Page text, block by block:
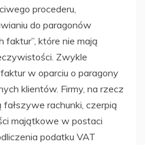
procederu,
do paragonów
faktur”, które nie mają
Zwykle
w oparciu o paragony
klientów. Firmy, na rzecz
rachunki, czerpią
majątkowe w postaci
podatku VAT